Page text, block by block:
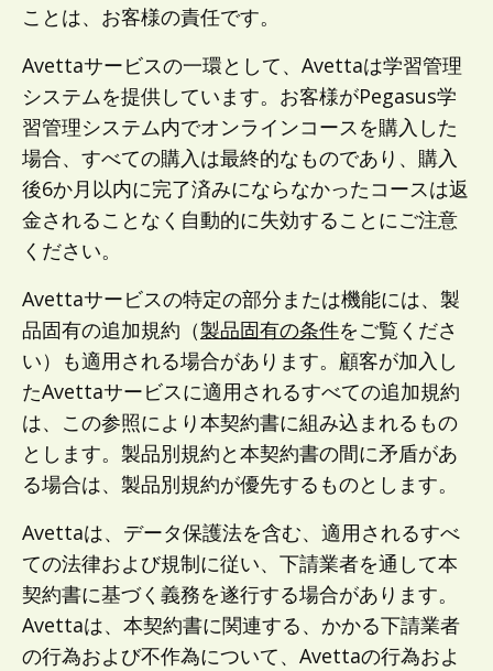
ことは、お客様の責任です。
Avettaサービスの一環として、Avettaは学習管理
システムを提供しています。お客様がPegasus学
習管理システム内でオンラインコースを購入した
場合、すべての購入は最終的なものであり、購入
後6か月以内に完了済みにならなかったコースは返
金されることなく自動的に失効することにご注意
ください。
Avettaサービスの特定の部分または機能には、製
品固有の追加規約（製品固有の条件をご覧くださ
い）も適用される場合があります。顧客が加入し
たAvettaサービスに適用されるすべての追加規約
は、この参照により本契約書に組み込まれるもの
とします。製品別規約と本契約書の間に矛盾があ
る場合は、製品別規約が優先するものとします。
Avettaは、データ保護法を含む、適用されるすべ
ての法律および規制に従い、下請業者を通して本
契約書に基づく義務を遂行する場合があります。
Avettaは、本契約書に関連する、かかる下請業者
の行為および不作為について、Avettaの行為およ